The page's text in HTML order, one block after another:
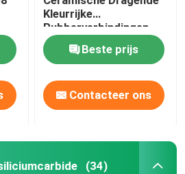
Kleurrijke
Rubberverbindingen
van het Siliciumnitride
Si3N4 Beste prijs
Contacteer ons
(34)